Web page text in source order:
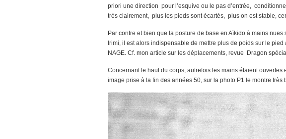
priori une direction pour l’esquive ou le pas d’entrée,
très clairement, plus les pieds sont écartés, plus on est stable,
Par contre et bien que la posture de base en Aïkido à mains
Irimi, il est alors indispensable de mettre plus de poids sur le
NAGE. Cf. mon article sur les déplacements, revue Dragon
Concernant le haut du corps, autrefois les mains étaient
image prise à la fin des années 50, sur la photo P1 le montre très